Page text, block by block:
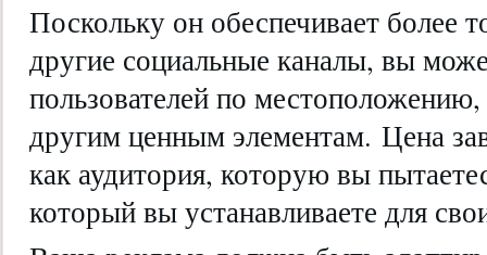
Поскольку он обеспечивает более
другие социальные каналы, вы
пользователей по
другим ценным элементам. Цена
как аудитория, которую вы
который вы устанавливаете для